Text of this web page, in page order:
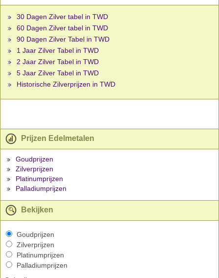
30 Dagen Zilver tabel in TWD
60 Dagen Zilver tabel in TWD
90 Dagen Zilver Tabel in TWD
1 Jaar Zilver Tabel in TWD
2 Jaar Zilver Tabel in TWD
5 Jaar Zilver Tabel in TWD
Historische Zilverprijzen in TWD
Prijzen Edelmetalen
Goudprijzen
Zilverprijzen
Platinumprijzen
Palladiumprijzen
Bekijken
Goudprijzen
Zilverprijzen
Platinumprijzen
Palladiumprijzen